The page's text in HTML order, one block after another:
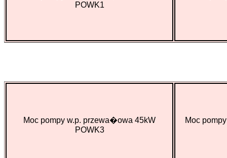
POWK1
Moc pompy w.p. przewa�owa 45kW
POWK3
Moc